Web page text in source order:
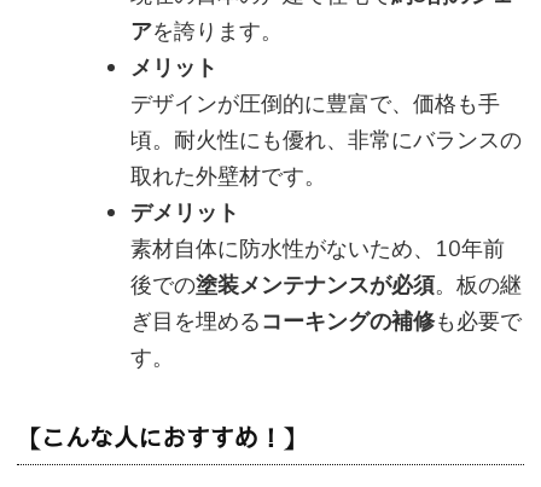
アを誇ります。
メリット
デザインが圧倒的に豊富で、価格も手
頃。耐火性にも優れ、非常にバランスの
取れた外壁材です。
デメリット
素材自体に防水性がないため、10年前
後での塗装メンテナンスが必須。板の継
ぎ目を埋めるコーキングの補修も必要で
す。
【こんな人におすすめ！】